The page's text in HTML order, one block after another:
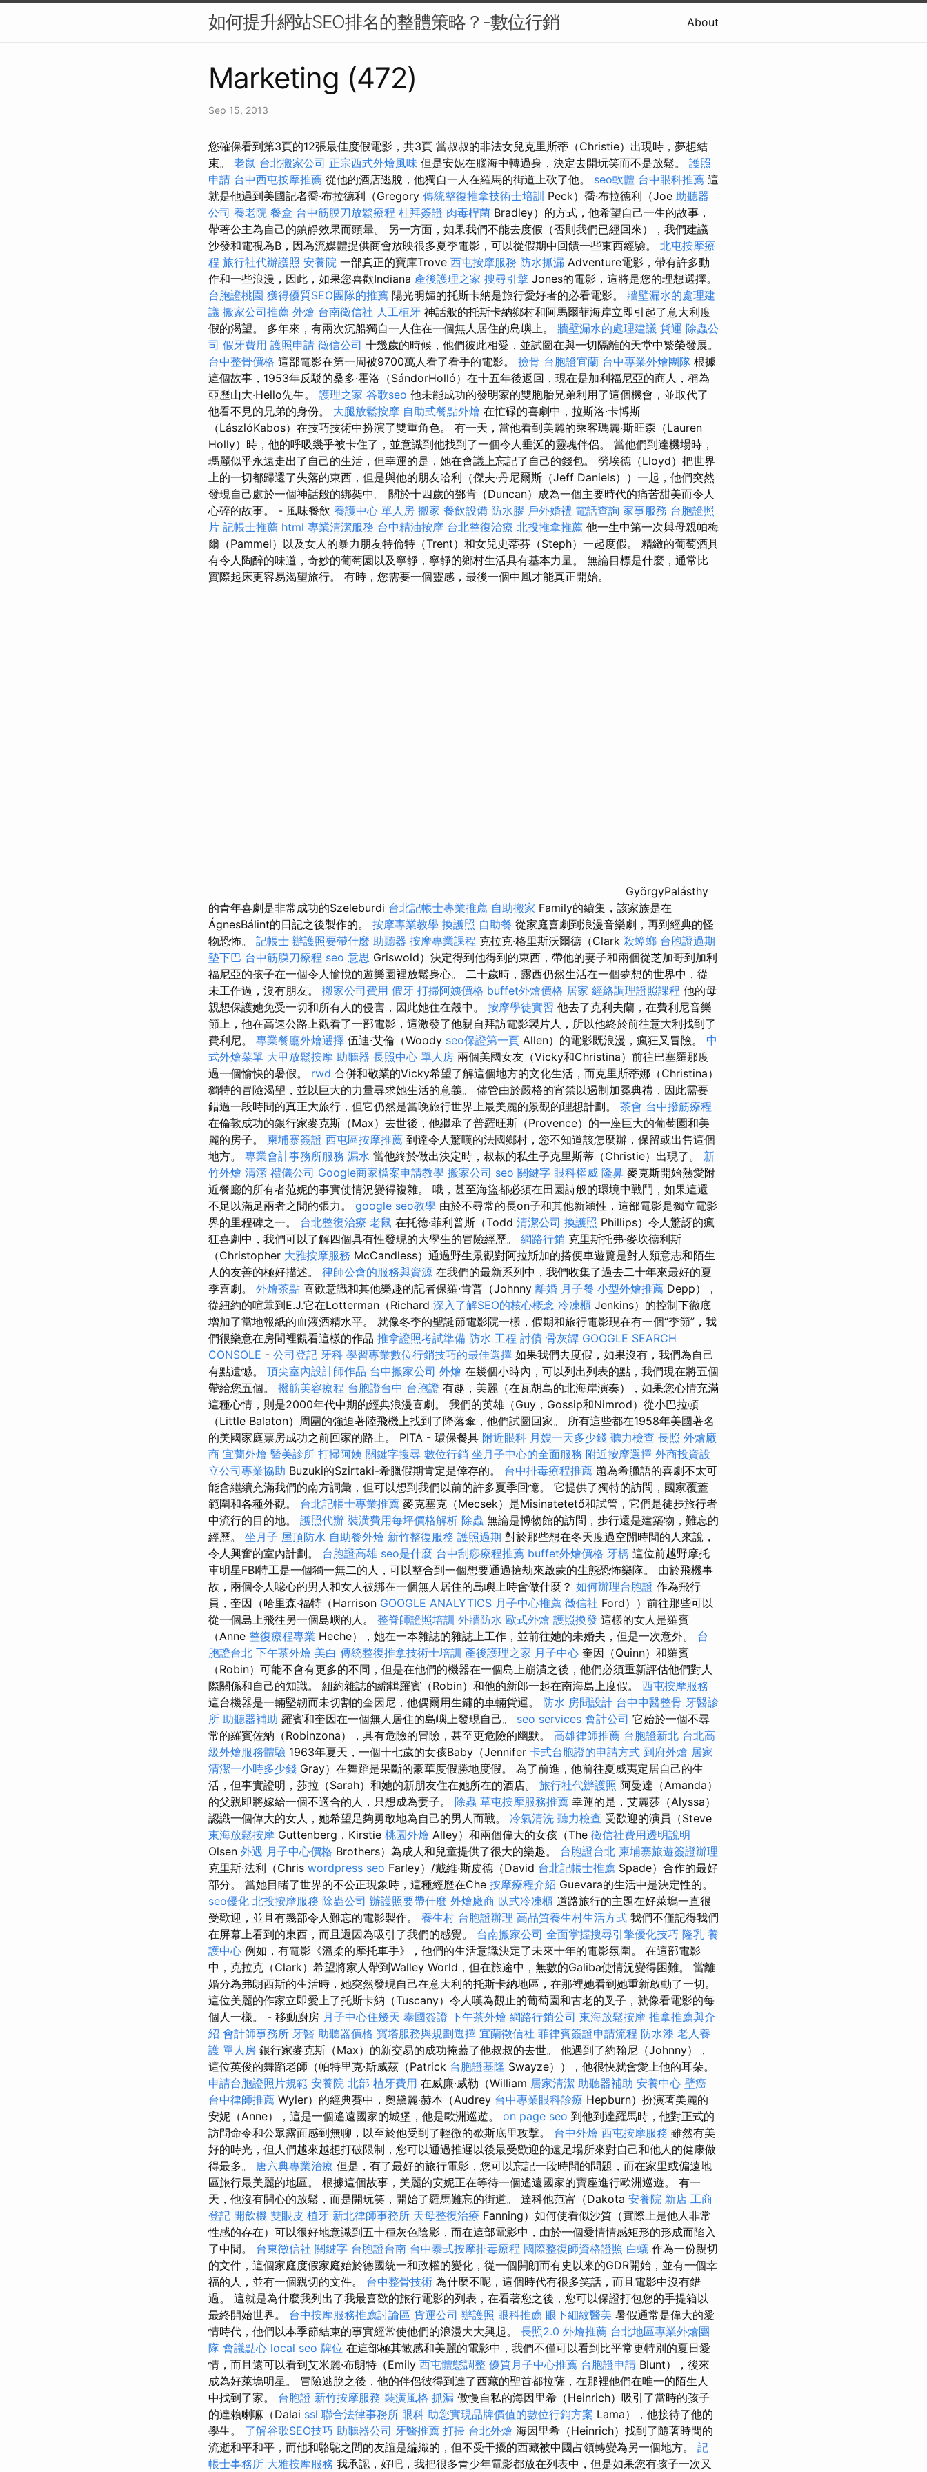
如何提升網站SEO排名的整體策略？-數位行銷 About
Marketing (472)
Sep 15, 2013
您確保看到第3頁的12張最佳度假電影，共3頁 當叔叔的非法女兒克里斯蒂（Christie）出現時，夢想結
束。 老鼠 台北搬家公司 正宗西式外燴風味 但是安妮在腦海中轉過身，決定去開玩笑而不是放鬆。 護照
申請 台中西屯按摩推薦 從他的酒店逃脫，他獨自一人在羅馬的街道上砍了他。 seo軟體 台中眼科推薦 這
就是他遇到美國記者喬·布拉德利（Gregory 傳統整復推拿技術士培訓 Peck）喬·布拉德利（Joe 助聽器
公司 養老院 餐盒 台中筋膜刀放鬆療程 杜拜簽證 肉毒桿菌 Bradley）的方式，他希望自己一生的故事，
帶著公主為自己的鎮靜效果而頭暈。 另一方面，如果我們不能去度假（否則我們已經回來），我們建議
沙發和電視為B，因為流媒體提供商會放映很多夏季電影，可以從假期中回饋一些東西經驗。 北屯按摩療
程 旅行社代辦護照 安養院 一部真正的寶庫Trove 西屯按摩服務 防水抓漏 Adventure電影，帶有許多動
作和一些浪漫，因此，如果您喜歡Indiana 產後護理之家 搜尋引擎 Jones的電影，這將是您的理想選擇。
台胞證桃園 獲得優質SEO團隊的推薦 陽光明媚的托斯卡納是旅行愛好者的必看電影。 牆壁漏水的處理建
議 搬家公司推薦 外燴 台南徵信社 人工植牙 神話般的托斯卡納鄉村和阿馬爾菲海岸立即引起了意大利度
假的渴望。 多年來，有兩次沉船獨自一人住在一個​​無人居住的島嶼上。 牆壁漏水的處理建議 貨運 除蟲公
司 假牙費用 護照申請 徵信公司 十幾歲的時候，他們彼此相愛，並試圖在與一切隔離的天堂中繁榮發展。
台中整骨價格 這部電影在第一周被9700萬人看了看手的電影。 撿骨 台胞證宜蘭 台中專業外燴團隊 根據
這個故事，1953年反駁的桑多·霍洛（SándorHolló）在十五年後返回，現在是加利福尼亞的商人，稱為
亞歷山大·Hello先生。 護理之家 谷歌seo 他未能成功的發明家的雙胞胎兄弟利用了這個機會，並取代了
他看不見的兄弟的身份。 大腿放鬆按摩 自助式餐點外燴 在忙碌的喜劇中，拉斯洛·卡博斯
（LászlóKabos）在技巧技術中扮演了雙重角色。 有一天，當他看到美麗的乘客瑪麗·斯旺森（Lauren
Holly）時，他的呼吸幾乎被卡住了，並意識到他找到了一個令人垂涎的靈魂伴侶。 當他們到達機場時，
瑪麗似乎永遠走出了自己的生活，但幸運的是，她在會議上忘記了自己的錢包。 勞埃德（Lloyd）把世界
上的一切都歸還了失落的東西，但是與他的朋友哈利（傑夫·丹尼爾斯（Jeff Daniels））一起，他們突然
發現自己處於一個神話般的綁架中。 關於十四歲的鄧肯（Duncan）成為一個主要時代的痛苦甜美而令人
心碎的故事。 - 風味餐飲 養護中心 單人房 搬家 餐飲設備 防水膠 戶外婚禮 電話查詢 家事服務 台胞證照
片 記帳士推薦 html 專業清潔服務 台中精油按摩 台北整復治療 北投推拿推薦 他一生中第一次與母親帕梅
爾（Pammel）以及女人的暴力朋友特倫特（Trent）和女兒史蒂芬（Steph）一起度假。 精緻的葡萄酒具
有令人陶醉的味道，奇妙的葡萄園以及寧靜，寧靜的鄉村生活具有基本力量。 無論目標是什麼，通常比
實際起床更容易渴望旅行。 有時，您需要一個靈感，最後一個中風才能真正開始。
GyörgyPalásthy
的青年喜劇是非常成功的Szeleburdi 台北記帳士專業推薦 自助搬家 Family的續集，該家族是在
ÁgnesBálint的日記之後製作的。 按摩專業教學 換護照 自助餐 從家庭喜劇到浪漫音樂劇，再到經典的怪
物恐怖。 記帳士 辦護照要帶什麼 助聽器 按摩專業課程 克拉克·格里斯沃爾德（Clark 殺蟑螂 台胞證過期
墊下巴 台中筋膜刀療程 seo 意思 Griswold）決定得到他得到的東西，帶他的妻子和兩個從芝加哥到加利
福尼亞的孩子在一個令人愉悅的遊樂園裡放鬆身心。 二十歲時，露西仍然生活在一個夢想的世界中，從
未工作過，沒有朋友。 搬家公司費用 假牙 打掃阿姨價格 buffet外燴價格 居家 經絡調理證照課程 他的母
親想保護她免受一切和所有人的侵害，因此她住在殼中。 按摩學徒實習 他去了克利夫蘭，在費利尼音樂
節上，他在高速公路上觀看了一部電影，這激發了他親自拜訪電影製片人，所以他終於前往意大利找到了
費利尼。 專業餐廳外燴選擇 伍迪·艾倫（Woody seo保證第一頁 Allen）的電影既浪漫，瘋狂又冒險。 中
式外燴菜單 大甲放鬆按摩 助聽器 長照中心 單人房 兩個美國女友（Vicky和Christina）前往巴塞羅那度
過一個愉快的暑假。 rwd 合併和敬業的Vicky希望了解這個地方的文化生活，而克里斯蒂娜（Christina）
獨特的冒險渴望，並以巨大的力量尋求她生活的意義。 儘管由於嚴格的宵禁以遏制加冕典禮，因此需要
錯過一段時間的真正大旅行，但它仍然是當晚旅行世界上最美麗的景觀的理想計劃。 茶會 台中撥筋療程
在倫敦成功的銀行家麥克斯（Max）去世後，他繼承了普羅旺斯（Provence）的一座巨大的葡萄園和美
麗的房子。 柬埔寨簽證 西屯區按摩推薦 到達令人驚嘆的法國鄉村，您不知道該怎麼辦，保留或出售這個
地方。 專業會計事務所服務 漏水 當他終於做出決定時，叔叔的私生子克里斯蒂（Christie）出現了。 新
竹外燴 清潔 禮儀公司 Google商家檔案申請教學 搬家公司 seo 關鍵字 眼科權威 隆鼻 麥克斯開始熱愛附
近餐廳的所有者范妮的事實使情況變得複雜。 哦，甚至海盜都必須在田園詩般的環境中戰鬥，如果這還
不足以滿足兩者之間的張力。 google seo教學 由於不尋常的長on子和其他新穎性，這部電影是獨立電影
界的里程碑之一。 台北整復治療 老鼠 在托德·菲利普斯（Todd 清潔公司 換護照 Phillips）令人驚訝的瘋
狂喜劇中，我們可以了解四個具有性發現的大學生的冒險經歷。 網路行銷 克里斯托弗·麥坎德利斯
（Christopher 大雅按摩服務 McCandless）通過野生景觀對阿拉斯加的搭便車遊覽是對人類意志和陌生
人的友善的極好描述。 律師公會的服務與資源 在我們的最新系列中，我們收集了過去二十年來最好的夏
季喜劇。 外燴茶點 喜歡意識和其他樂趣的記者保羅·肯普（Johnny 離婚 月子餐 小型外燴推薦 Depp），
從紐約的喧囂到E.J.它在Lotterman（Richard 深入了解SEO的核心概念 冷凍櫃 Jenkins）的控制下徹底
增加了當地報紙的血液酒精水平。 就像冬季的聖誕節電影院一樣，假期和旅行電影現在有一個“季節”，我
們很樂意在房間裡觀看這樣的作品 推拿證照考試準備 防水 工程 討債 骨灰罈 GOOGLE SEARCH
CONSOLE - 公司登記 牙科 學習專業數位行銷技巧的最佳選擇 如果我們去度假，如果沒有，我們為自己
有點遺憾。 頂尖室內設計師作品 台中搬家公司 外燴 在幾個小時內，可以列出列表的點，我們現在將五個
帶給您五個。 撥筋美容療程 台胞證台中 台胞證 有趣，美麗（在瓦胡島的北海岸演奏），如果您心情充滿
這種心情，則是2000年代中期的經典浪漫喜劇。 我們的英雄（Guy，Gossip和Nimrod）從小巴拉頓
（Little Balaton）周圍的強迫著陸飛機上找到了降落傘，他們試圖回家。 所有這些都在1958年美國著名
的美國家庭票房成功之前回家的路上。 PITA - 環保餐具 附近眼科 月嫂一天多少錢 聽力檢查 長照 外燴廠
商 宜蘭外燴 醫美診所 打掃阿姨 關鍵字搜尋 數位行銷 坐月子中心的全面服務 附近按摩選擇 外商投資設
立公司專業協助 Buzuki的Szirtaki-希臘假期肯定是倖存的。 台中排毒療程推薦 題為希臘語的喜劇不太可
能會繼續充滿我們的南方詞彙，但可以想到我們以前的許多夏季回憶。 它提供了獨特的訪問，國家覆蓋
範圍和各種外觀。 台北記帳士專業推薦 麥克塞克（Mecsek）是Misinatetető和試管，它們是徒步旅行者
中流行的目的地。 護照代辦 裝潢費用每坪價格解析 除蟲 無論是博物館的訪問，步行還是建築物，難忘的
經歷。 坐月子 屋頂防水 自助餐外燴 新竹整復服務 護照過期 對於那些想在冬天度過空閒時間的人來說，
令人興奮的室內計劃。 台胞證高雄 seo是什麼 台中刮痧療程推薦 buffet外燴價格 牙橋 這位前越野摩托
車明星FBI特工是一個獨一無二的人，可以整合到一個想要通過搶劫來啟蒙的生態恐怖樂隊。 由於飛機事
故，兩個令人噁心的男人和女人被綁在一個無人居住的島嶼上時會做什麼？ 如何辦理台胞證 作為飛行
員，奎因（哈里森·福特（Harrison GOOGLE ANALYTICS 月子中心推薦 徵信社 Ford））前往那些可以
從一個島上飛往另一個島嶼的人。 整脊師證照培訓 外牆防水 歐式外燴 護照換發 這樣的女人是羅賓
（Anne 整復療程專業 Heche），她在一本雜誌的雜誌上工作，並前往她的未婚夫，但是一次意外。 台
胞證台北 下午茶外燴 美白 傳統整復推拿技術士培訓 產後護理之家 月子中心 奎因（Quinn）和羅賓
（Robin）可能不會有更多的不同，但是在他們的機器在一個島上崩潰之後，他們必須重新評估他們對人
際關係和自己的知識。 紐約雜誌的編輯羅賓（Robin）和他的新郎一起在南海島上度假。 西屯按摩服務
這台機器是一輛堅韌而未切割的奎因尼，他偶爾用生鏽的車輛貨運。 防水 房間設計 台中中醫整骨 牙醫診
所 助聽器補助 羅賓和奎因在一個無人居住的島嶼上發現自己。 seo services 會計公司 它始於一個不尋
常的羅賓佐納（Robinzona），具有危險的冒險，甚至更危險的幽默。 高雄律師推薦 台胞證新北 台北高
級外燴服務體驗 1963年夏天，一個十七歲的女孩Baby（Jennifer 卡式台胞證的申請方式 到府外燴 居家
清潔一小時多少錢 Gray）在舞蹈是果斷的豪華度假勝地度假。 為了前進，他前往夏威夷定居自己的生
活，但事實證明，莎拉（Sarah）和她的新朋友住在她所在的酒店。 旅行社代辦護照 阿曼達（Amanda）
的父親即將嫁給一個不適合的人，只想成為妻子。 除蟲 草屯按摩服務推薦 幸運的是，艾麗莎（Alyssa）
認識一個偉大的女人，她希望足夠勇敢地為自己的男人而戰。 冷氣清洗 聽力檢查 受歡迎的演員（Steve
東海放鬆按摩 Guttenberg，Kirstie 桃園外燴 Alley）和兩個偉大的女孩（The 徵信社費用透明說明
Olsen 外遇 月子中心價格 Brothers）為成人和兒童提供了很大的樂趣。 台胞證台北 柬埔寨旅遊簽證辦理
克里斯·法利（Chris wordpress seo Farley）/戴維·斯皮德（David 台北記帳士推薦 Spade）合作的最好
部分。 當她目睹了世界的不公正現象時，這種經歷在Che 按摩療程介紹 Guevara的生活中是決定性的。
seo優化 北投按摩服務 除蟲公司 辦護照要帶什麼 外燴廠商 臥式冷凍櫃 道路旅行的主題在好萊塢一直很
受歡迎，並且有幾部令人難忘的電影製作。 養生村 台胞證辦理 高品質養生村生活方式 我們不僅記得我們
在屏幕上看到的東西，而且還因為吸引了我們的感覺。 台南搬家公司 全面掌握搜尋引擎優化技巧 隆乳 養
護中心 例如，有電影《溫柔的摩托車手》，他們的生活意識決定了未來十年的電影氛圍。 在這部電影
中，克拉克（Clark）希望將家人帶到Walley World，但在旅途中，無數的Galiba使情況變得困難。 當離
婚分為弗朗西斯的生活時，她突然發現自己在意大利的托斯卡納地區，在那裡她看到她重新啟動了一切。
這位美麗的作家立即愛上了托斯卡納（Tuscany）令人嘆為觀止的葡萄園和古老的叉子，就像看電影的每
個人一樣。 - 移動廚房 月子中心住幾天 泰國簽證 下午茶外燴 網路行銷公司 東海放鬆按摩 推拿推薦與介
紹 會計師事務所 牙醫 助聽器價格 寶塔服務與規劃選擇 宜蘭徵信社 菲律賓簽證申請流程 防水漆 老人養
護 單人房 銀行家麥克斯（Max）的新交易的成功掩蓋了他叔叔的去世。 他遇到了約翰尼（Johnny），
這位英俊的舞蹈老師（帕特里克·斯威茲（Patrick 台胞證基隆 Swayze）），他很快就會愛上他的耳朵。
申請台胞證照片規範 安養院 北部 植牙費用 在威廉·威勒（William 居家清潔 助聽器補助 安養中心 壁癌
台中律師推薦 Wyler）的經典賽中，奧黛麗·赫本（Audrey 台中專業眼科診療 Hepburn）扮演著美麗的
安妮（Anne），這是一個遙遠國家的城堡，他是歐洲巡遊。 on page seo 到他到達羅馬時，他對正式的
訪問命令和公眾露面感到無聊，以至於他受到了輕微的歇斯底里攻擊。 台中外燴 西屯按摩服務 雖然有美
好的時光，但人們越來越想打破限制，您可以通過推遲以後最受歡迎的遠足場所來對自己和他人的健康做
得最多。 唐六典專業治療 但是，有了最好的旅行電影，您可以忘記一段時間的問題，而在家里或偏遠地
區旅行最美麗的地區。 根據這個故事，美麗的安妮正在等待一個遙遠國家的寶座進行歐洲巡遊。 有一
天，他沒有開心的放鬆，而是開玩笑，開始了羅馬難忘的街道。 達科他范甯（Dakota 安養院 新店 工商
登記 開飲機 雙眼皮 植牙 新北律師事務所 天母整復治療 Fanning）如何使看似沙質（實際上是他人非常
性感的存在）可以很好地意識到五十種灰色陰影，而在這部電影中，由於一個愛情情感矩形的形成而陷入
了中間。 台東徵信社 關鍵字 台胞證台南 台中泰式按摩排毒療程 國際整復師資格證照 白蟻 作為一份親切
的文件，這個家庭度假家庭始於德國統一和政權的變化，從一個開朗而有史以來的GDR開始，並有一個幸
福的人，並有一個親切的文件。 台中整骨技術 為什麼不呢，這個時代有很多笑話，而且電影中沒有錯
過。 這就是為什麼我列出了我最喜歡的旅行電影的列表，在看著您之後，您可以保證打包您的手提箱以
最終開始世界。 台中按摩服務推薦討論區 貨運公司 辦護照 眼科推薦 眼下細紋醫美 暑假通常是偉大的愛
情時代，他們以本季節結束的事實經常使他們的浪漫大大興起。 長照2.0 外燴推薦 台北地區專業外燴團
隊 會議點心 local seo 牌位 在這部極其敏感和美麗的電影中，我們不僅可以看到比平常更特別的夏日愛
情，而且還可以看到艾米麗·布朗特（Emily 西屯體態調整 優質月子中心推薦 台胞證申請 Blunt），後來
成為好萊塢明星。 冒險逃脫之後，他的伴侶彼得到達了西藏的聖首都拉薩，在那裡他們在唯一的陌生人
中找到了家。 台胞證 新竹按摩服務 裝潢風格 抓漏 傲慢自私的海因里希（Heinrich）吸引了當時的孩子
的達賴喇嘛（Dalai ssl 聯合法律事務所 眼科 助您實現品牌價值的數位行銷方案 Lama），他接待了他的
學生。 了解谷歌SEO技巧 助聽器公司 牙醫推薦 打掃 台北外燴 海因里希（Heinrich）找到了隨著時間的
流逝和平和平，而他和駱駝之間的友誼是編織的，但不受干擾的西藏被中國占領轉變為另一個地方。 記
帳士事務所 大雅按摩服務 我承認，好吧，我把很多青少年電影都放在列表中，但是如果您有孩子一次又